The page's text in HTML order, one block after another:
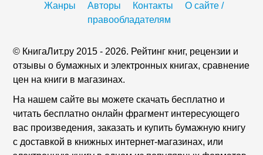
Жанры
Авторы Контакты
О сайте /
правообладателям
© КнигаЛит.ру 2015 - 2026. Рейтинг книг, рецензии и
отзывы о бумажных и электронных книгах, сравнение
цен на книги в магазинах.
На нашем сайте вы можете скачать бесплатно и
читать бесплатно онлайн фрагмент интересующего
вас произведения, заказать и купить бумажную книгу
с доставкой в книжных интернет-магазинах, или